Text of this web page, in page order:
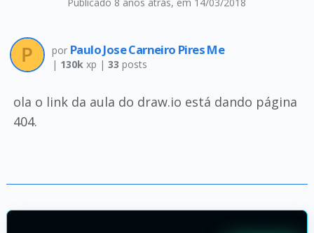
por Paulo Jose Carneiro Pires Me
| 130kxp | 33 posts
ola o link da aula do draw.io está dando página
404.